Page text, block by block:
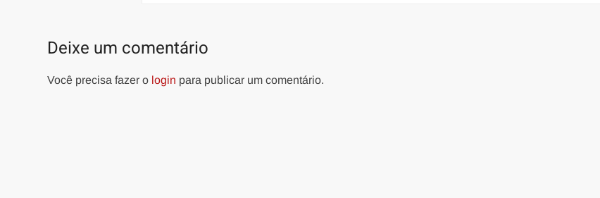
Deixe um comentário
Você precisa fazer o login para publicar um comentário.